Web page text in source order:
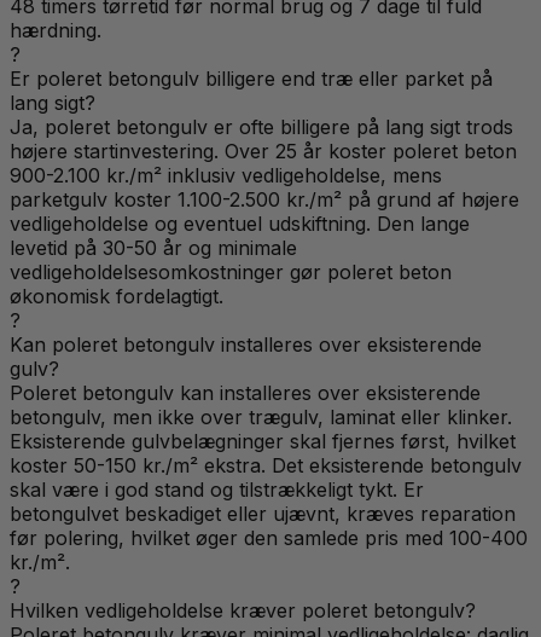
48 timers tørretid før normal brug og 7 dage til fuld
hærdning.
?
Er poleret betongulv billigere end træ eller parket på
lang sigt?
Ja, poleret betongulv er ofte billigere på lang sigt trods
højere startinvestering. Over 25 år koster poleret beton
900-2.100 kr./m² inklusiv vedligeholdelse, mens
parketgulv koster 1.100-2.500 kr./m² på grund af højere
vedligeholdelse og eventuel udskiftning. Den lange
levetid på 30-50 år og minimale
vedligeholdelsesomkostninger gør poleret beton
økonomisk fordelagtigt.
?
Kan poleret betongulv installeres over eksisterende
gulv?
Poleret betongulv kan installeres over eksisterende
betongulv, men ikke over trægulv, laminat eller klinker.
Eksisterende gulvbelægninger skal fjernes først, hvilket
koster 50-150 kr./m² ekstra. Det eksisterende betongulv
skal være i god stand og tilstrækkeligt tykt. Er
betongulvet beskadiget eller ujævnt, kræves reparation
før polering, hvilket øger den samlede pris med 100-400
kr./m².
?
Hvilken vedligeholdelse kræver poleret betongulv?